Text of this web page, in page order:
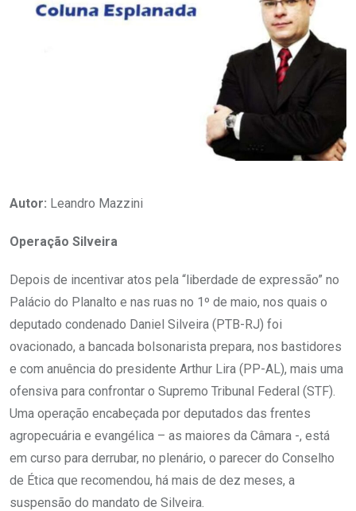
Autor: Leandro Mazzini
Operação Silveira
Depois de incentivar atos pela “liberdade de expressão” no
Palácio do Planalto e nas ruas no 1º de maio, nos quais o
deputado condenado Daniel Silveira (PTB-RJ) foi
ovacionado, a bancada bolsonarista prepara, nos bastidores
e com anuência do presidente Arthur Lira (PP-AL), mais uma
ofensiva para confrontar o Supremo Tribunal Federal (STF).
Uma operação encabeçada por deputados das frentes
agropecuária e evangélica – as maiores da Câmara -, está
em curso para derrubar, no plenário, o parecer do Conselho
de Ética que recomendou, há mais de dez meses, a
suspensão do mandato de Silveira.